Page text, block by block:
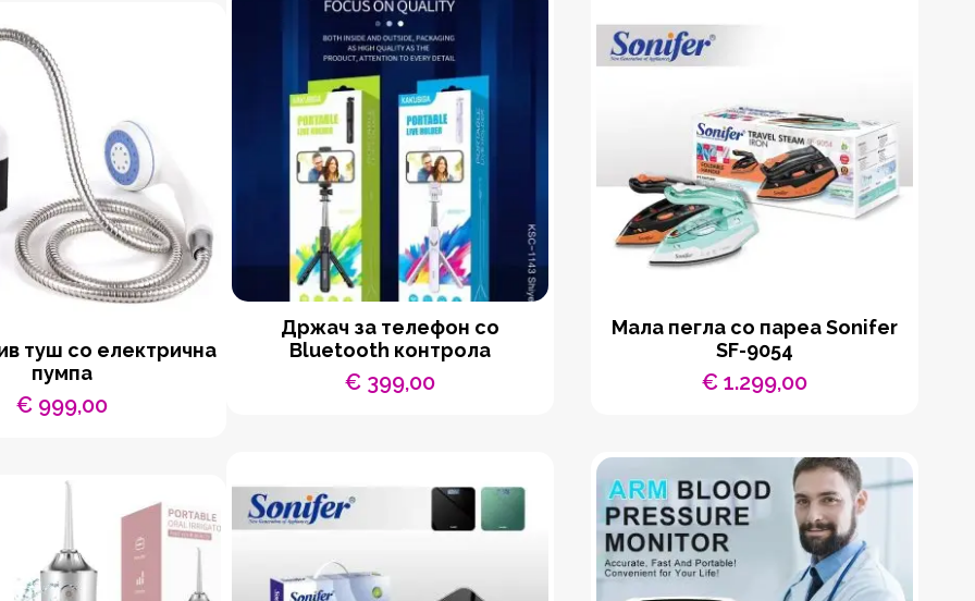
туш со електрична
пумпа
€ 999,00
Држач за телефон со
Bluetooth контрола
€ 399,00
Мала пегла со пареа Sonifer
SF-9054
€1.299,00